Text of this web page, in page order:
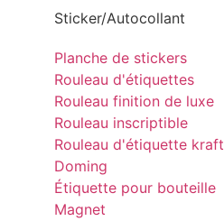
Sticker/Autocollant
Planche de stickers
Rouleau d'étiquettes
Rouleau finition de luxe
Rouleau inscriptible
Rouleau d'étiquette kraft
Doming
Étiquette pour bouteille
Magnet